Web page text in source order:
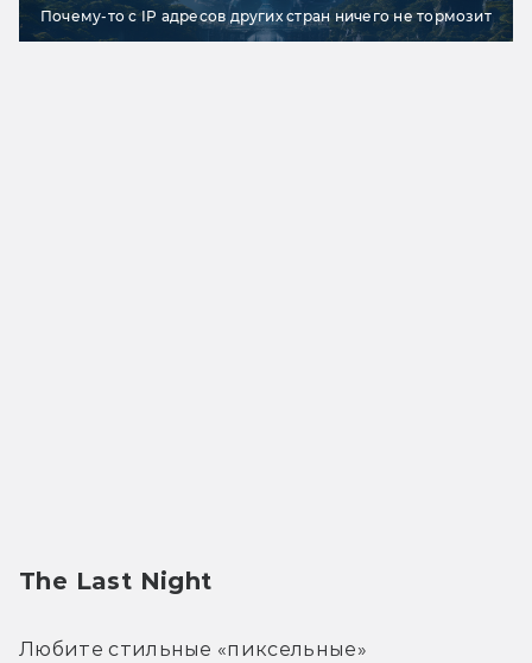
Почему-то с IP адресов других стран ничего не тормозит
The Last Night
Любите стильные «пиксельные»